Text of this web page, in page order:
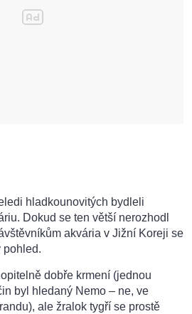
hladkounovitých bydleli
Dokud se ten větší nerozhodl
akvária v Jižní Koreji se
pohled.
dobře krmení (jednou
byl hledaný Nemo – ne, ve
ale žralok tygří se prostě